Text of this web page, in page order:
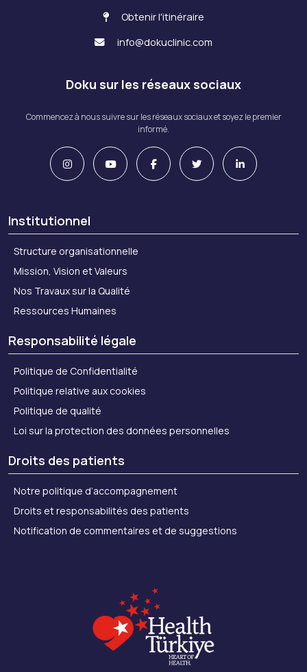
Obtenir l'itinéraire
info@dokuclinic.com
Doku sur les réseaux sociaux
Commencez à nous suivre sur les réseaux sociaux et soyez le premier
informé.
Institutionnel
Structure organisationnelle
Mission, Vision et Valeurs
Nos Travaux sur la Qualité
Ressources Humaines
Responsabilité légale
Politique de Confidentialité
Politique relative aux cookies
Politique de qualité
Loi sur la protection des données personnelles
Droits des patients
Notre politique d’accompagnement
Droits et responsabilités des patients
Notification de commentaires et de suggestions